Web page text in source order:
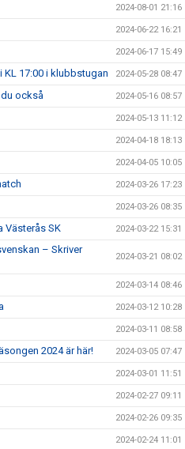
2024-08-01 21:16
2024-06-22 16:21
2024-06-17 15:49
KL 17:00 i klubbstugan 2024-05-28 08:47
du också 2024-05-16 08:57
2024-05-13 11:12
2024-04-18 18:13
2024-04-05 10:05
2024-03-26 17:23
2024-03-26 08:35
Västerås SK 2024-03-22 15:31
– Skriver
2024-03-21 08:02
2024-03-14 08:46
2024-03-12 10:28
2024-03-11 08:58
2024 är här! 2024-03-05 07:47
2024-03-01 11:51
2024-02-27 09:11
2024-02-26 09:35
2024-02-24 11:01